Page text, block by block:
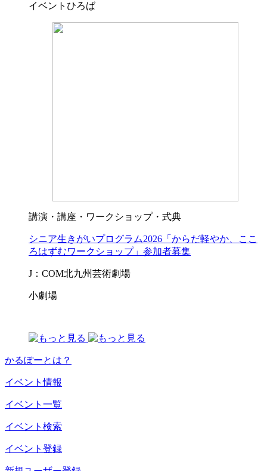
イベントひろば
講演・講座・ワークショップ・式典
シニア生きがいプログラム2026「からだ軽やか、ここ
ろはずむワークショップ」参加者募集
J：COM北九州芸術劇場
小劇場
かるぽーとは？
イベント情報
イベント一覧
イベント検索
イベント登録